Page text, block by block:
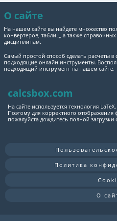
О сайте
На нашем сайте вы найдете множество
конвертеров, таблиц, а также
дисциплинам.
Самый простой способ сделать расчеты в
подходящие онлайн инструменты.
подходящий инструмент на нашем сайте.
calcsbox.com
На сайте используется технология LaTeX.
Поэтому для корректного
пожалуйста дождитесь полной загрузки
Политика
О